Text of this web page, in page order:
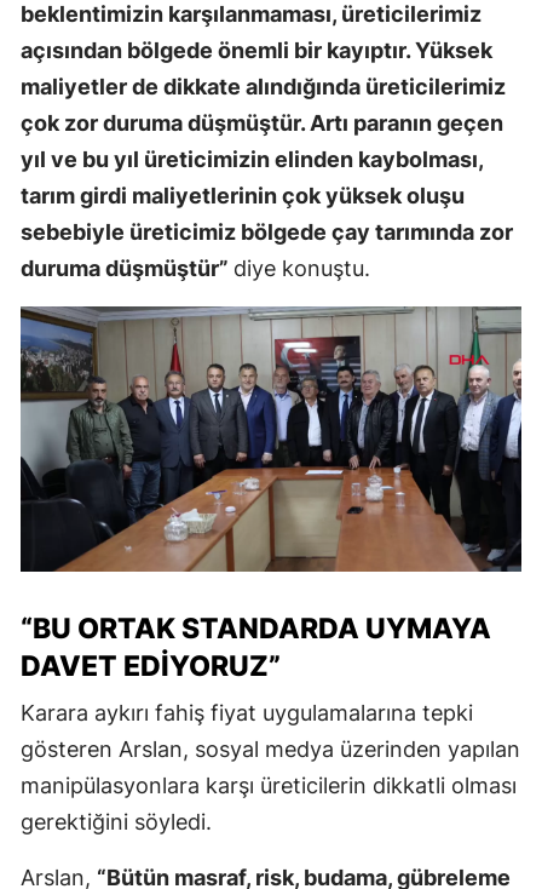
beklentimizin karşılanmaması, üreticilerimiz
açısından bölgede önemli bir kayıptır. Yüksek
maliyetler de dikkate alındığında üreticilerimiz
çok zor duruma düşmüştür. Artı paranın geçen
yıl ve bu yıl üreticimizin elinden kaybolması,
tarım girdi maliyetlerinin çok yüksek oluşu
sebebiyle üreticimiz bölgede çay tarımında zor
duruma düşmüştür” diye konuştu.
“BU ORTAK STANDARDA UYMAYA
DAVET EDIYORUZ”
Karara aykırı fahiş fiyat uygulamalarına tepki
gösteren Arslan, sosyal medya üzerinden yapılan
manipülasyonlara karşı üreticilerin dikkatli olması
gerektiğini söyledi.
Arslan, “Bütün masraf, risk, budama, gübreleme